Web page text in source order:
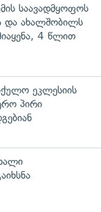
საავადმყოფოს
და ახალშობილს
4 წლით
ეკლესიის
პირი